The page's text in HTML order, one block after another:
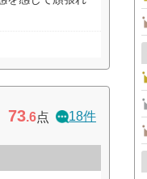
73.6点 18件